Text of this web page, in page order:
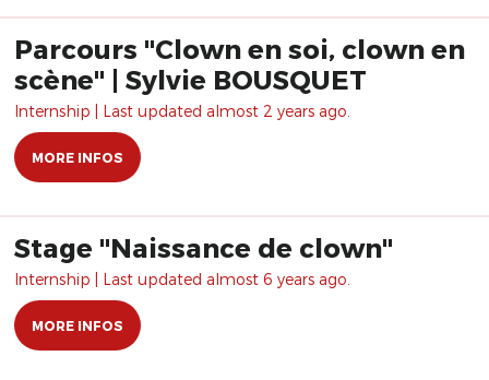
Parcours "Clown en soi, clown en
scène" | Sylvie BOUSQUET
Internship | Last updated almost 2 years ago.
MORE INFOS
Stage "Naissance de clown"
Internship | Last updated almost 6 years ago.
MORE INFOS